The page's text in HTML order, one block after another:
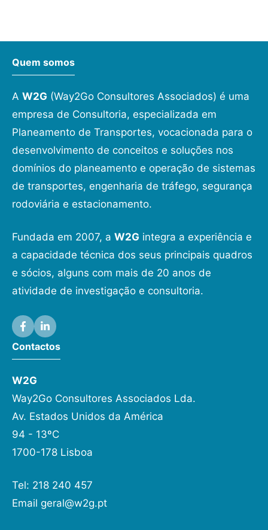
Quem somos
A W2G (Way2Go Consultores Associados) é uma
empresa de Consultoria, especializada em
Planeamento de Transportes, vocacionada para o
desenvolvimento de conceitos e soluções nos
domínios do planeamento e operação de sistemas
de transportes, engenharia de tráfego, segurança
rodoviária e estacionamento.
Fundada em 2007, a W2G integra a experiência e
a capacidade técnica dos seus principais quadros
e sócios, alguns com mais de 20 anos de
atividade de investigação e consultoria.
Contactos
W2G
Way2Go Consultores Associados Lda.
Av. Estados Unidos da América
94 - 13ºC
1700-178 Lisboa
Tel: 218 240 457
Email geral@w2g.pt